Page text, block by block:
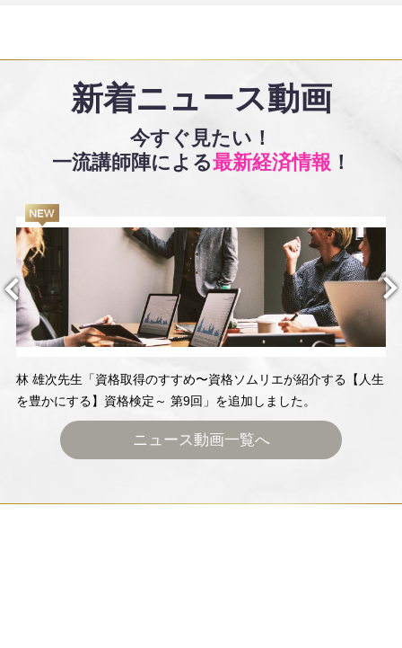
新着ニュース動画
今すぐ見たい！
一流講師陣による最新経済情報 ！
ニュース動画一覧へ
林 雄次先生「資格取得のすすめ〜資格ソムリエが紹介する【人生
を豊かにする】資格検定～ 第9回」を追加しました。